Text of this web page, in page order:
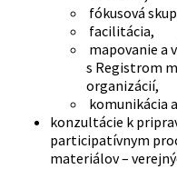
fókusová
facilitácia,
mapovanie a
s Registrom
organizácií,
komunikácia
konzultácie k
participatívnym
materiálov –